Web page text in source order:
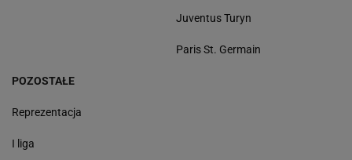
Juventus Turyn
Paris St. Germain
POZOSTAŁE
Reprezentacja
I liga